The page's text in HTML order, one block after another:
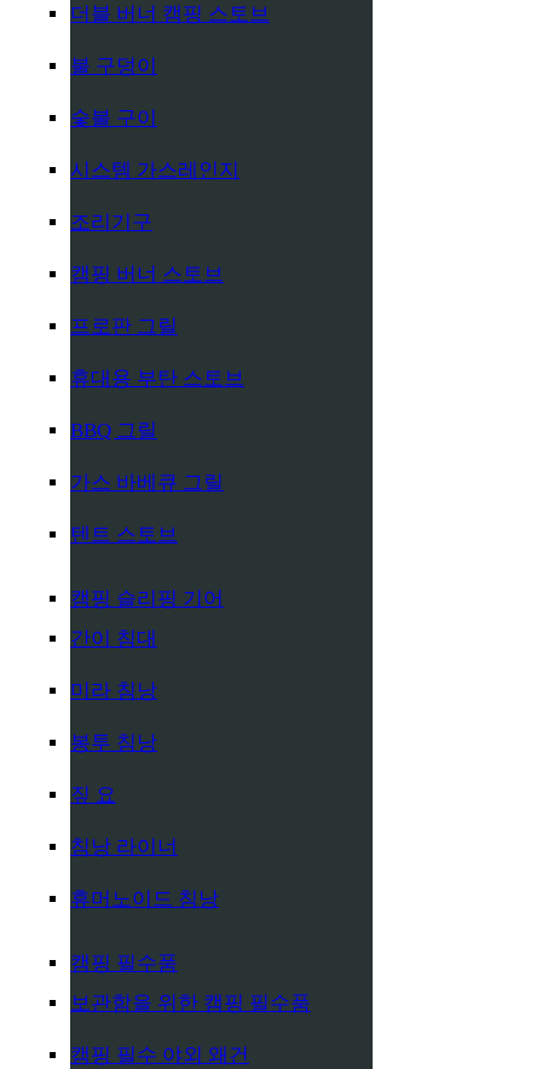
더블 버너 캠핑 스토브
불 구덩이
숯불 구이
시스템 가스레인지
조리기구
캠핑 버너 스토브
프로판 그릴
휴대용 부탄 스토브
BBQ 그릴
가스 바베큐 그릴
텐트 스토브
캠핑 슬리핑 기어
간이 침대
미라 침낭
봉투 침낭
짚 요
침낭 라이너
휴머노이드 침낭
캠핑 필수품
보관함을 위한 캠핑 필수품
캠핑 필수 야외 왜건